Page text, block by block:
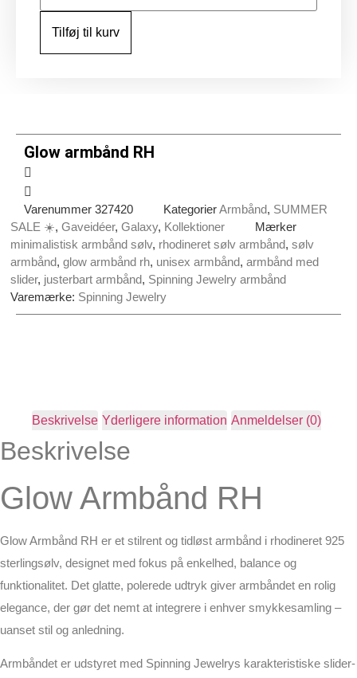
RH
Tilføj til kurv
Glow armbånd RH
Varenummer 327420 KategorierArmbånd, SUMMER
SALE ☀️, Gaveidéer, Galaxy, Kollektioner
Mærker
minimalistisk armbånd sølv, rhodineret sølv armbånd, sølv
armbånd, glow armbånd rh, unisex armbånd, armbånd med
slider, justerbart armbånd, Spinning Jewelry armbånd
Varemærke: Spinning Jewelry
Beskrivelse Yderligere information Anmeldelser (0)
Beskrivelse
Glow Armbånd RH
Glow Armbånd RH er et stilrent og tidløst armbånd i rhodineret 925
sterlingsølv, designet med fokus på enkelhed, balance og
funktionalitet. Det glatte, polerede udtryk giver armbåndet en rolig
elegance, der gør det nemt at integrere i enhver smykkesamling –
uanset stil og anledning.
Armbåndet er udstyret med Spinning Jewelrys karakteristiske slider-